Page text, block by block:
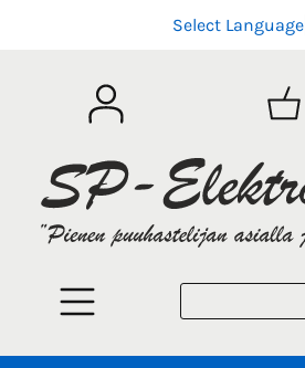
Select Language